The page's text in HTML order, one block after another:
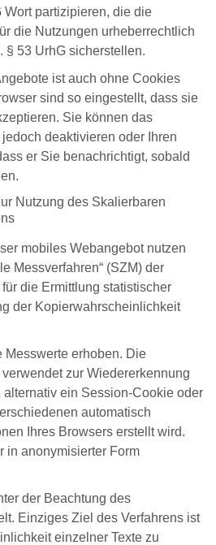
partizipieren, die die
die Nutzungen urheberrechtlich
§ 53 UrhG sicherstellen.
ist auch ohne Cookies
sind so eingestellt, dass sie
Sie können das
deaktivieren oder Ihren
er Sie benachrichtigt, sobald
Nutzung des Skalierbaren
mobiles Webangebot nutzen
Messverfahren“ (SZM) der
die Ermittlung statistischer
der Kopierwahrscheinlichkeit
Messwerte erhoben. Die
zur Wiedererkennung
ein Session-Cookie oder
automatisch
Ihres Browsers erstellt wird.
in anonymisierter Form
der Beachtung des
Einziges Ziel des Verfahrens ist
einzelner Texte zu